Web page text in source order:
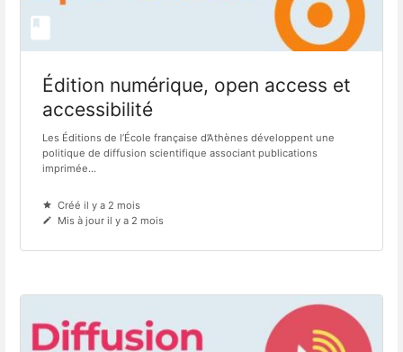
Édition numérique, open access et
accessibilité
Les Éditions de l’École française d’Athènes développent une
politique de diffusion scientifique associant publications
imprimée...
Créé il y a 2 mois
Mis à jour il y a 2 mois